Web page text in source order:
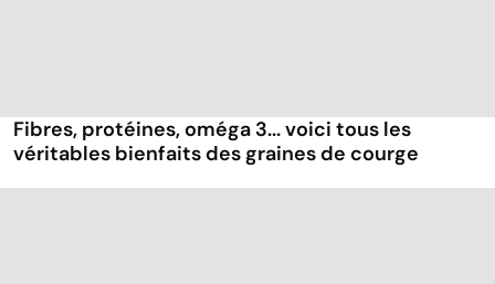
Fibres, protéines, oméga 3... voici tous les
véritables bienfaits des graines de courge